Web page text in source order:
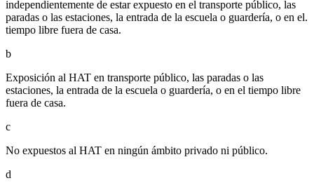
independientemente de estar expuesto en el transporte público, las
paradas o las estaciones, la entrada de la escuela o guardería, o en el.
tiempo libre fuera de casa.
b
Exposición al HAT en transporte público, las paradas o las
estaciones, la entrada de la escuela o guardería, o en el tiempo libre
fuera de casa.
c
No expuestos al HAT en ningún ámbito privado ni público.
d